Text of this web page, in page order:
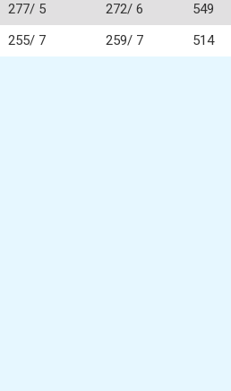
277/ 5 272/ 6 549
255/ 7 259/ 7 514